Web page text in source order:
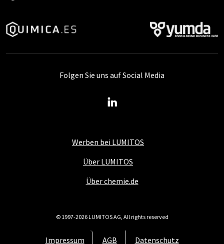
Werben bei LUMITOS
Über LUMITOS
Über chemie.de
Impressum AGB Datenschutz
Folgen Sie uns auf Social Media
© 1997-2026 LUMITOS AG, All rights reserved